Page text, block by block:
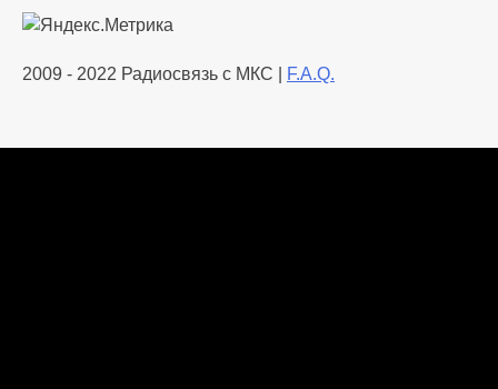
2009 - 2022 Радиосвязь с МКС | F.A.Q.